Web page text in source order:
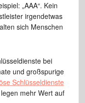
„AAA“. Kein
irgendetwas
sich Menschen
bei
und großspurige
Schlüsseldienste
mehr Wert auf